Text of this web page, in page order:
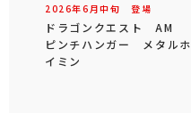
2026年6 月中旬 登場
ドラゴンクエスト AM
ピンチハンガー メタルホ
イミン